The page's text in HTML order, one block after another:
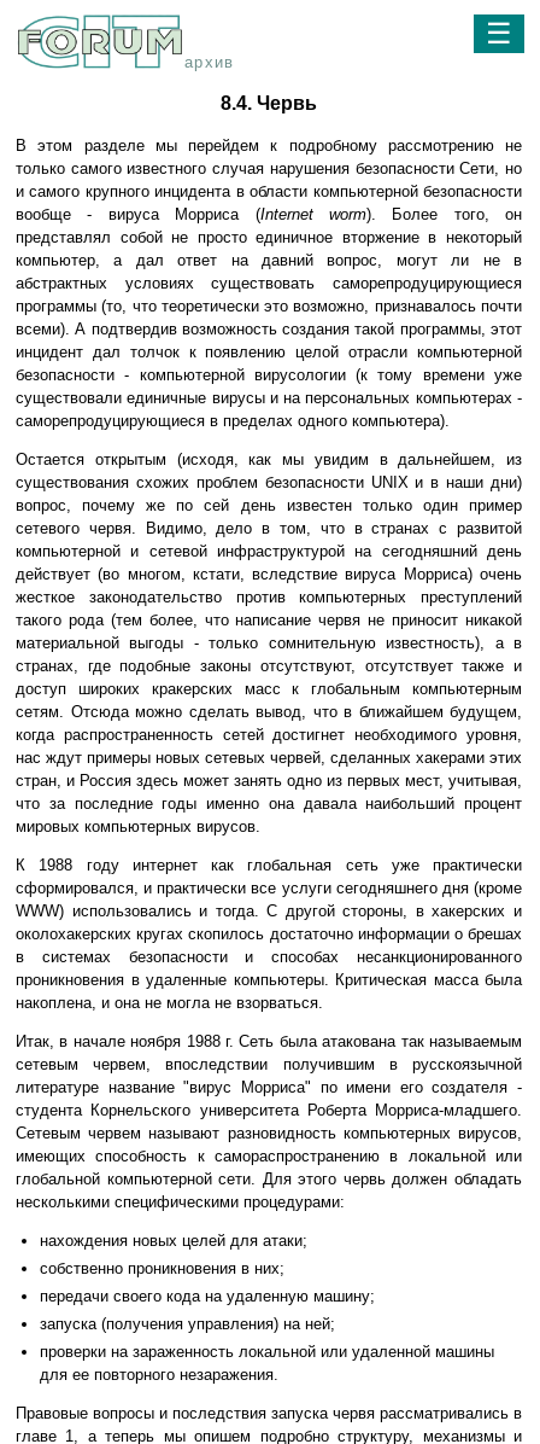
архив
☰
8.4. Червь
В этом разделе мы перейдем к подробному рассмотрению не
только самого известного случая нарушения безопасности Сети, но
и самого крупного инцидента в области компьютерной безопасности
вообще - вируса Морриса (Internet worm). Более того, он
представлял собой не просто единичное вторжение в некоторый
компьютер, а дал ответ на давний вопрос, могут ли не в
абстрактных условиях существовать саморепродуцирующиеся
программы (то, что теоретически это возможно, признавалось почти
всеми). А подтвердив возможность создания такой программы, этот
инцидент дал толчок к появлению целой отрасли компьютерной
безопасности - компьютерной вирусологии (к тому времени уже
существовали единичные вирусы и на персональных компьютерах -
саморепродуцирующиеся в пределах одного компьютера).
Остается открытым (исходя, как мы увидим в дальнейшем, из
существования схожих проблем безопасности UNIX и в наши дни)
вопрос, почему же по сей день известен только один пример
сетевого червя. Видимо, дело в том, что в странах с развитой
компьютерной и сетевой инфраструктурой на сегодняшний день
действует (во многом, кстати, вследствие вируса Морриса) очень
жесткое законодательство против компьютерных преступлений
такого рода (тем более, что написание червя не приносит никакой
материальной выгоды - только сомнительную известность), а в
странах, где подобные законы отсутствуют, отсутствует также и
доступ широких кракерских масс к глобальным компьютерным
сетям. Отсюда можно сделать вывод, что в ближайшем будущем,
когда распространенность сетей достигнет необходимого уровня,
нас ждут примеры новых сетевых червей, сделанных хакерами этих
стран, и Россия здесь может занять одно из первых мест, учитывая,
что за последние годы именно она давала наибольший процент
мировых компьютерных вирусов.
К 1988 году интернет как глобальная сеть уже практически
сформировался, и практически все услуги сегодняшнего дня (кроме
WWW) использовались и тогда. С другой стороны, в хакерских и
околохакерских кругах скопилось достаточно информации о брешах
в системах безопасности и способах несанкционированного
проникновения в удаленные компьютеры. Критическая масса была
накоплена, и она не могла не взорваться.
Итак, в начале ноября 1988 г. Сеть была атакована так называемым
сетевым червем, впоследствии получившим в русскоязычной
литературе название "вирус Морриса" по имени его создателя -
студента Корнельского университета Роберта Морриса-младшего.
Сетевым червем называют разновидность компьютерных вирусов,
имеющих способность к самораспространению в локальной или
глобальной компьютерной сети. Для этого червь должен обладать
несколькими специфическими процедурами:
нахождения новых целей для атаки;
собственно проникновения в них;
передачи своего кода на удаленную машину;
запуска (получения управления) на ней;
проверки на зараженность локальной или удаленной машины
для ее повторного незаражения.
Правовые вопросы и последствия запуска червя рассматривались в
главе 1, а теперь мы опишем подробно структуру, механизмы и